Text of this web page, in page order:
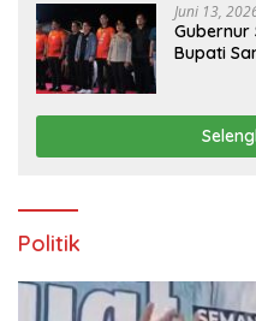
Juni 13,
Bupati
Politik